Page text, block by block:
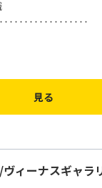
見る
ィーナスギャラ